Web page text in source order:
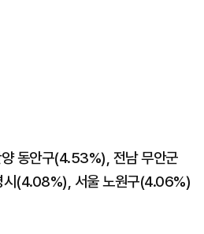
동안구(4.53%), 전남 무안군
시(4.08%), 서울 노원구(4.06%)